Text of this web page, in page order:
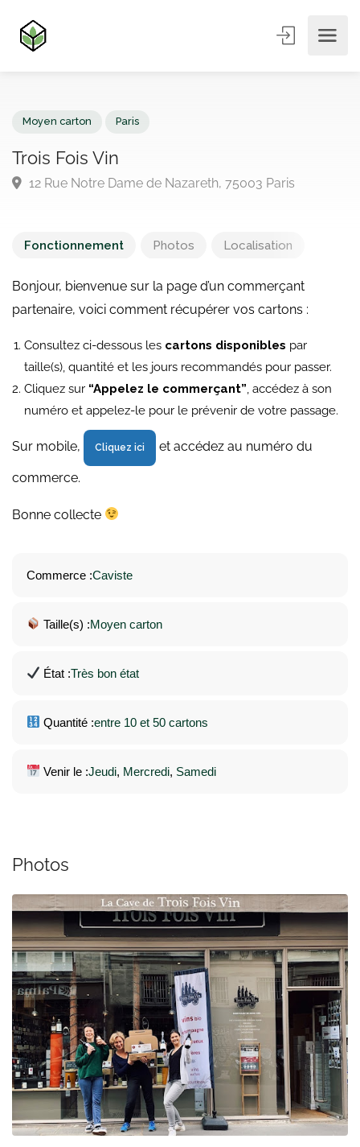
Trois Fois Vin
Fonctionnement Photos Localisation
Bonjour, bienvenue sur la page d’un commerçant
partenaire, voici comment récupérer vos cartons :
Consultez ci-dessous les cartons disponibles par
taille(s), quantité et les jours recommandés pour passer.
Cliquez sur “Appelez le commerçant”, accédez à son
numéro et appelez-le pour le prévenir de votre passage.
Sur mobile, Cliquez ici et accédez au numéro du
commerce.
Bonne collecte
Commerce :Caviste
Taille(s) :Moyen carton
État :Très bon état
Quantité :entre 10 et 50 cartons
Venir le :Jeudi, Mercredi, Samedi
Photos